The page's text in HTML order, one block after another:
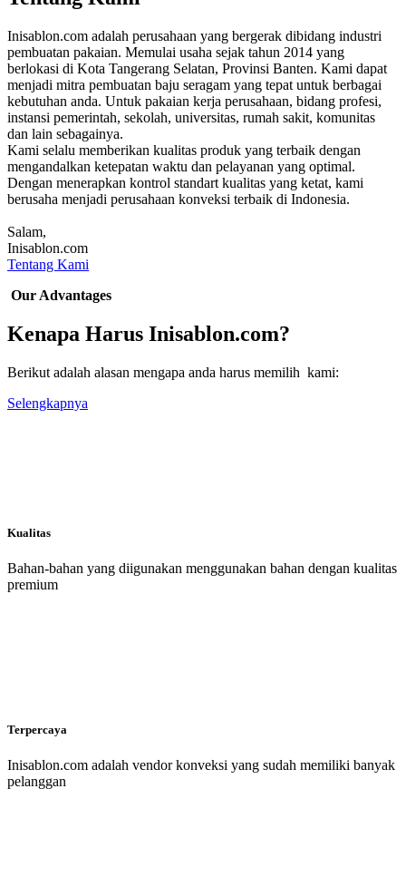
Inisablon.com adalah perusahaan yang bergerak dibidang industri
pembuatan pakaian. Memulai usaha sejak tahun 2014 yang
berlokasi di Kota Tangerang Selatan, Provinsi Banten. Kami dapat
menjadi mitra pembuatan baju seragam yang tepat untuk berbagai
kebutuhan anda. Untuk pakaian kerja perusahaan, bidang profesi,
instansi pemerintah, sekolah, universitas, rumah sakit, komunitas
dan lain sebagainya.
Kami selalu memberikan kualitas produk yang terbaik dengan
mengandalkan ketepatan waktu dan pelayanan yang optimal.
Dengan menerapkan kontrol standart kualitas yang ketat, kami
berusaha menjadi perusahaan konveksi terbaik di Indonesia.
Salam,
Inisablon.com
Tentang Kami
Our Advantages
Kenapa Harus Inisablon.com?
Berikut adalah alasan mengapa anda harus memilih kami:
Selengkapnya
Kualitas
Bahan-bahan yang diigunakan menggunakan bahan dengan kualitas
premium
Terpercaya
Inisablon.com adalah vendor konveksi yang sudah memiliki banyak
pelanggan